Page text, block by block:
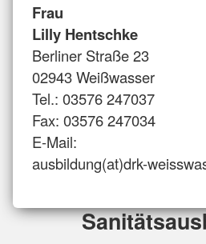
Frau
Lilly Hentschke
Berliner Straße 23
02943 Weißwasser
Tel.: 03576 247037
Fax: 03576 247034
E-Mail:
ausbildung(at)drk-